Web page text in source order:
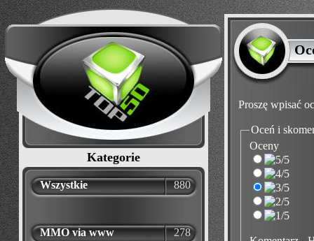
Kategorie
Wszystkie 880
MMO via www
278
Proszę wpisać
Oceń i
Oceny